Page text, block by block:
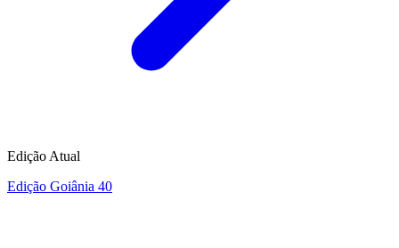
Edição Atual
Edição Goiânia 40